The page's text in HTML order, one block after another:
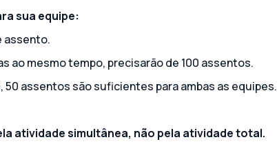
sua equipe:
assento.
ao mesmo tempo, precisarão de 100 assentos.
assentos são suficientes para ambas as equipes.
atividade simultânea, não pela atividade total.